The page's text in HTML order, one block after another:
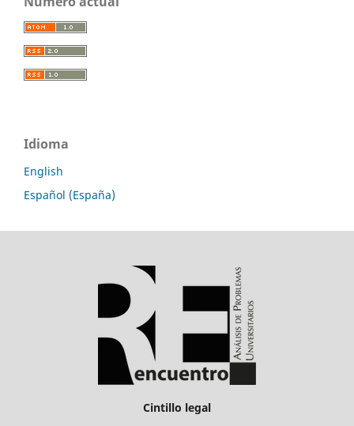
Idioma
English
Español (España)
Cintillo legal